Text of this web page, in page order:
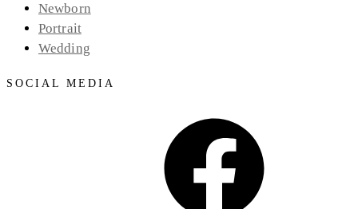
Newborn
Portrait
Wedding
SOCIAL MEDIA